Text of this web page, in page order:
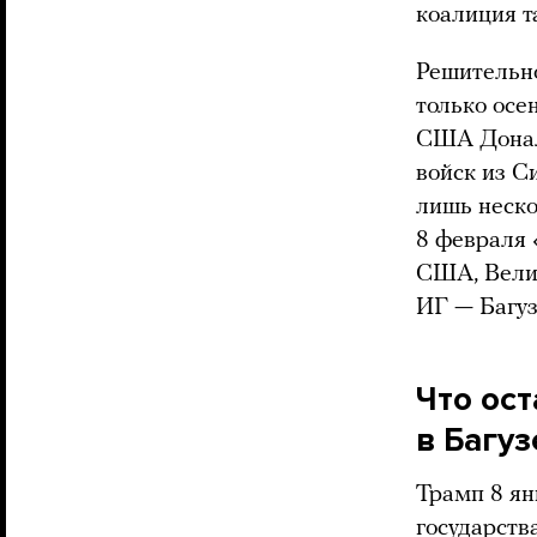
коалиция
только
США
войск из
лишь
8 февраля
США,
ИГ —
Что
в
Трамп 8